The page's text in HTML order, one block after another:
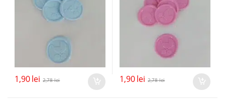
1,90lei 2,78lei 1,90lei 2,78lei